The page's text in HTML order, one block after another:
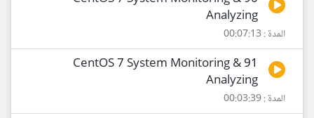
Analyzing
المدة : 00:07:13
91 CentOS 7 System Monitoring &
Analyzing
المدة : 00:03:39